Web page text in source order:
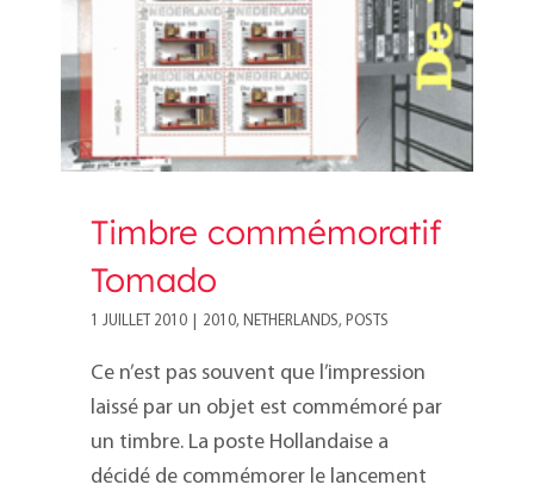
Timbre commémoratif
Tomado
1 JUILLET 2010 2010, NETHERLANDS, POSTS
Ce n’est pas souvent que l’impression
laissé par un objet est commémoré par
un timbre. La poste Hollandaise a
décidé de commémorer le lancement